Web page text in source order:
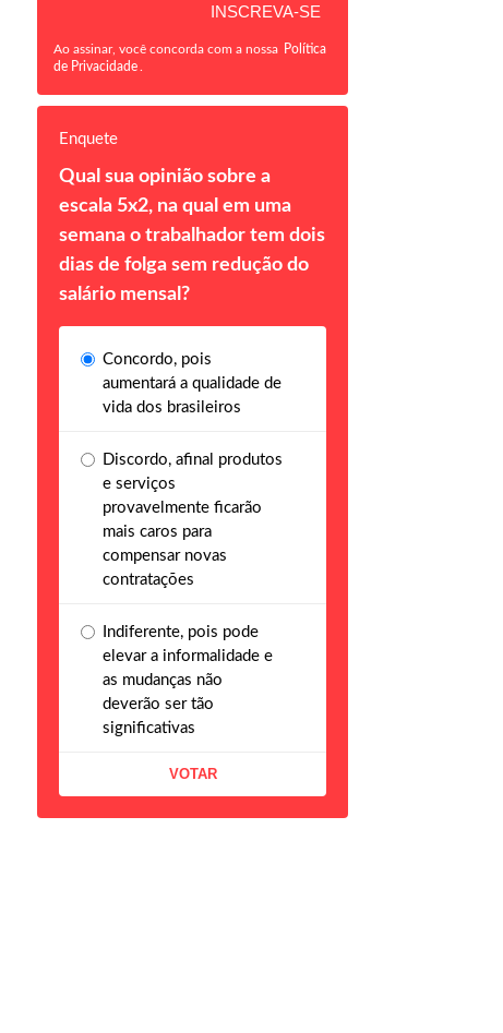
Ao assinar, você concorda com a nossa Política
de Privacidade
Enquete
Qual sua opinião sobre a
escala 5x2, na qual em uma
semana o trabalhador tem dois
dias de folga sem redução do
salário mensal?
Concordo, pois
aumentará a qualidade de
vida dos brasileiros
Discordo, afinal produtos
e serviços
provavelmente ficarão
mais caros para
compensar novas
contratações
Indiferente, pois pode
elevar a informalidade e
as mudanças não
deverão ser tão
significativas